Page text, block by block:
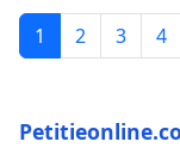
1 2 3 4